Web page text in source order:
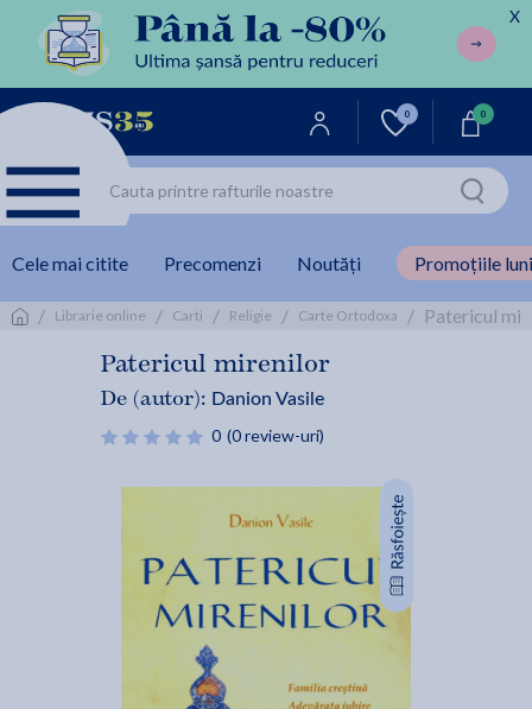
X
0 0
Cele mai citite Precomenzi Noutăți Promoțiile
/ Librarie online / Carti / Religie / Carte Ortodoxa / Patericul
Patericul mirenilor
De (autor): Danion Vasile
0 (0 review-uri)